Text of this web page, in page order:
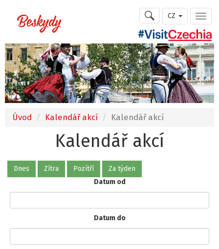
CZ
Úvod Kalendář akcí Kalendář akcí
Kalendář akcí
Dnes Zítra Pozítří
Za týden
Datum od
Datum do